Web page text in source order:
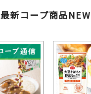
最新コープ商品